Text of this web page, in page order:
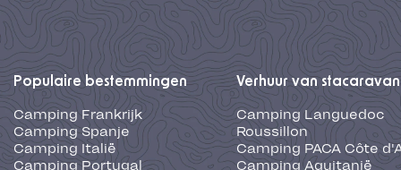
Populaire bestemmingen
Camping Frankrijk
Camping Spanje
Camping Italië
Camping Portugal
Verhuur van
Camping Languedoc
Roussillon
Camping PACA Côte
Camping Aquitanië